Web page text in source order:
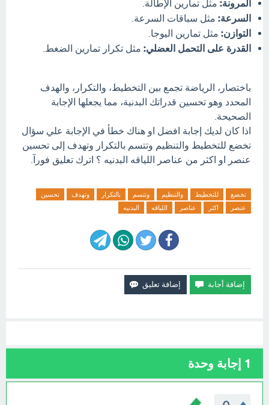
المرونة: مثل تمارين الإطالة.
السرعة: مثل سباقات السرعة.
التوازن: مثل تمارين اليوجا.
القدرة على التحمل العضلي: مثل تكرار تمارين الضغط.
باختصار، الرياضة تجمع بين التخطيط، والتكرار، والهدف
المحدد وهو تحسين قدراتك البدنية، مما يجعلها الإجابة
الصحيحة.
اذا كان لديك إجابة افضل او هناك خطأ في الإجابة علي سؤال
تخضع للتخطيط والتنظيم وتتسم بالتكرار وتهدف إلى تحسين
عنصر او اكثر من عناصر اللياقه البدنيه ؟ اترك تعليق فورآ.
تخضع للتخطيط والتنظيم وتتسم بالتكرار وتهدف
تحسين
عنصر
اكثر عناصر اللياقه البدنيه
1 إجابة وحدة